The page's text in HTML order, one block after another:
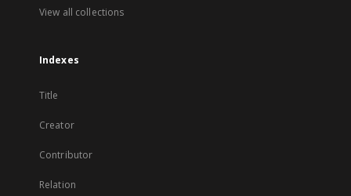
View all collections
Indexes
Title
Creator
Contributor
Relation